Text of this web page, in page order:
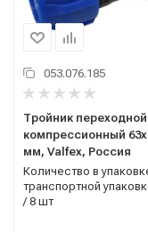
053.076.185
Тройник переходной
компрессионный
мм, Valfex, Россия
Количество в
транспортной
/ 8 шт